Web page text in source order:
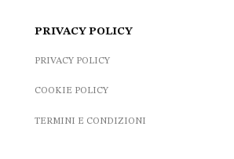
PRIVACY POLICY
PRIVACY POLICY
COOKIE POLICY
TERMINI E CONDIZIONI